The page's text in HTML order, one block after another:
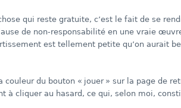
qui reste gratuite, c’est le fait de se
de non‑responsabilité en une vraie
est tellement petite qu’on aurait
couleur du bouton « jouer » sur la page de
à cliquer au hasard, ce qui, selon moi,